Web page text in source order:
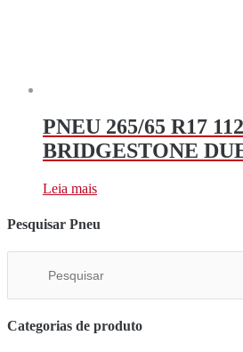
PNEU 265/65 R17
BRIDGESTONE
Leia mais
Pesquisar Pneu
Categorias de produto